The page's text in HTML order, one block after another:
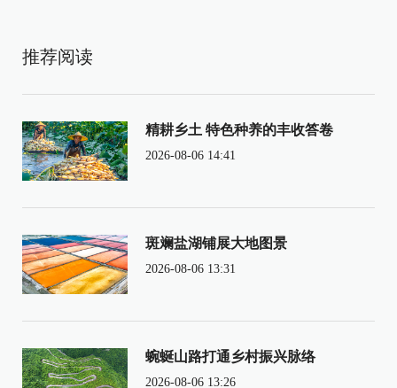
推荐阅读
精耕乡土 特色种养的丰收答卷
2026-08-06 14:41
斑斓盐湖铺展大地图景
2026-08-06 13:31
蜿蜒山路打通乡村振兴脉络
2026-08-06 13:26